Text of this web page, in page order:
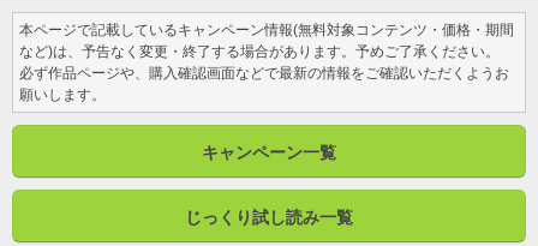
にキュンするドタバタラブファンタジー！
本ページで記載しているキャンペーン情報(無料対象コンテンツ・価格・期間
など)は、予告なく変更・終了する場合があります。予めご了承ください。
必ず作品ページや、購入確認画面などで最新の情報をご確認いただくようお
願いします。
キャンペーン一覧
じっくり試し読み一覧